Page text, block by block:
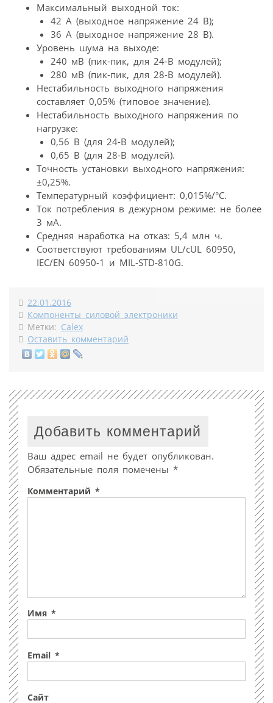
Максимальный выходной ток:
42 А (выходное напряжение 24 В);
36 А (выходное напряжение 28 В).
Уровень шума на выходе:
240 мВ (пик-пик, для 24-В модулей);
280 мВ (пик-пик, для 28-В модулей).
Нестабильность выходного напряжения
составляет 0,05% (типовое значение).
Нестабильность выходного напряжения по
нагрузке:
0,56 В (для 24-В модулей);
0,65 В (для 28-В модулей).
Точность установки выходного напряжения:
±0,25%.
Температурный коэффициент: 0,015%/°C.
Ток потребления в дежурном режиме: не более
3 мА.
Средняя наработка на отказ: 5,4 млн ч.
Соответствуют требованиям UL/cUL 60950,
IEC/EN 60950-1 и MIL-STD-810G.
22.01.2016
Компоненты силовой электроники
Метки: Calex
Оставить комментарий
Добавить комментарий
Ваш адрес email не будет опубликован.
Обязательные поля помечены *
Комментарий *
Имя *
Email *
Сайт